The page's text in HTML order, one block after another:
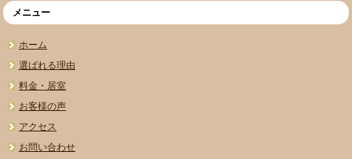
メニュー
ホーム
選ばれる理由
料金・居室
お客様の声
アクセス
お問い合わせ